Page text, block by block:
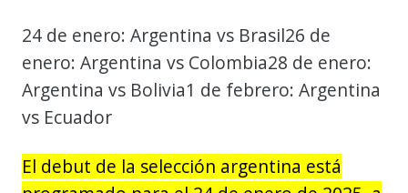
24 de enero: Argentina vs Brasil26 de
enero: Argentina vs Colombia28 de enero:
Argentina vs Bolivia1 de febrero: Argentina
vs Ecuador
El debut de la selección argentina está